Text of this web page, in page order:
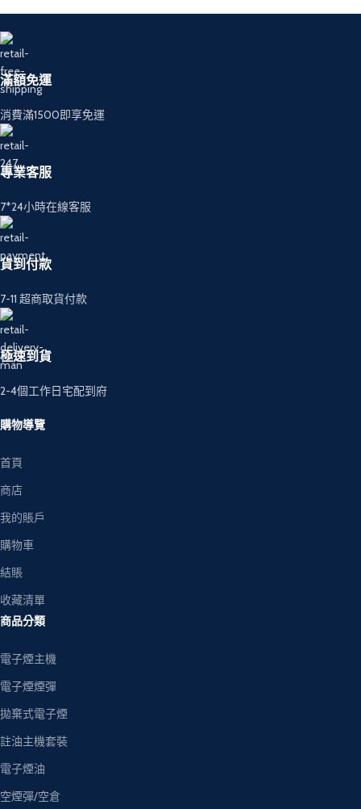
滿額免運
消費滿1500即享免運
專業客服
7*24小時在線客服
貨到付款
7-11 超商取貨付款
極速到貨
2-4個工作日宅配到府
購物導覽
首頁
商店
我的賬戶
購物車
結賬
收藏清單
商品分類
電子煙主機
電子煙煙彈
拋棄式電子煙
註油主機套裝
電子煙油
空煙彈/空倉